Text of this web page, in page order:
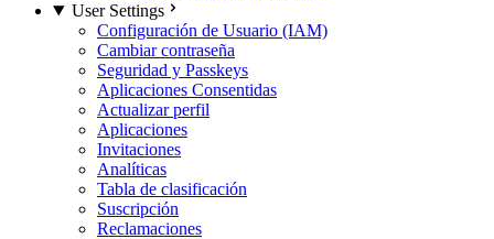
User Settings
Configuración de Usuario (IAM)
Cambiar contraseña
Seguridad y Passkeys
Aplicaciones Consentidas
Actualizar perfil
Aplicaciones
Invitaciones
Analíticas
Tabla de clasificación
Suscripción
Reclamaciones